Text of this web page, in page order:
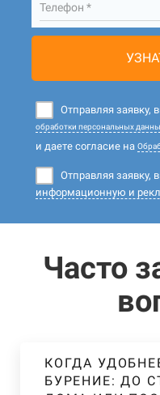
Телефон *
Отправляя заявку,
обработки персональных
и даете согласие на
Отправляя заявку,
информационную и
Часто
КОГДА
БУРЕНИЕ: ДО